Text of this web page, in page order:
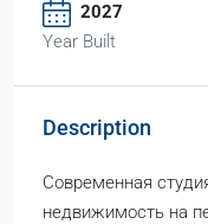
2027
Year Built
Description
Современная
недвижимость на